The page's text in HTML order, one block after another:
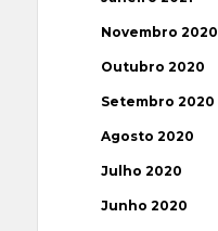
Novembro 2020
Outubro 2020
Setembro 2020
Agosto 2020
Julho 2020
Junho 2020